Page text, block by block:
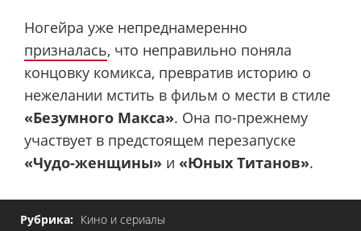
Ногейра уже непреднамеренно
призналась, что неправильно поняла
концовку комикса, превратив историю о
нежелании мстить в фильм о мести в стиле
«Безумного Макса». Она по-прежнему
участвует в предстоящем перезапуске
«Чудо-женщины» и «Юных Титанов».
Рубрика: Кино и сериалы